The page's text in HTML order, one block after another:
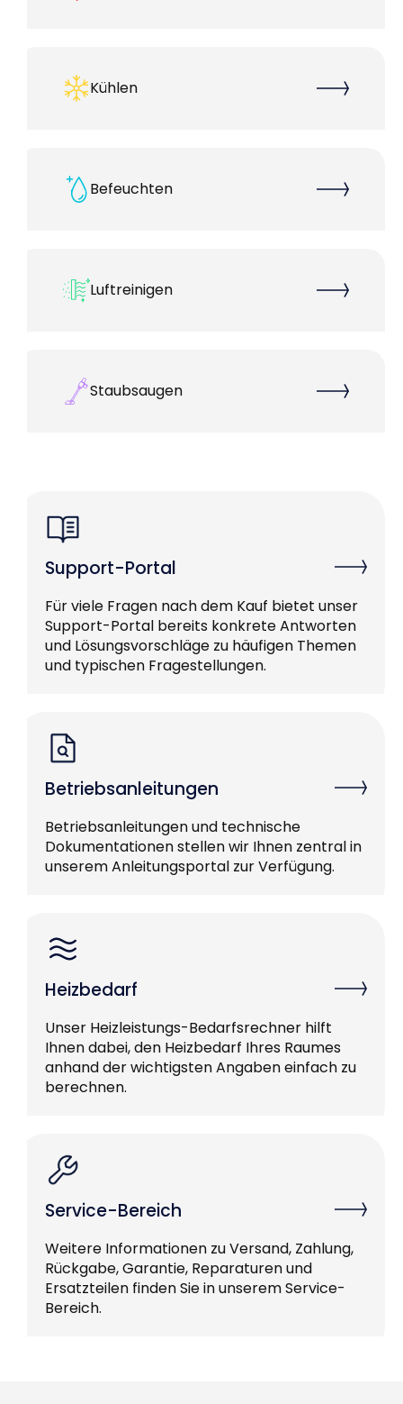
Kühlen
Befeuchten
Luftreinigen
Staubsaugen
Support-Portal
Für viele Fragen nach dem Kauf bietet unser
Support-Portal bereits konkrete Antworten
und Lösungsvorschläge zu häufigen Themen
und typischen Fragestellungen.
Betriebsanleitungen
Betriebsanleitungen und technische
Dokumentationen stellen wir Ihnen zentral in
unserem Anleitungsportal zur Verfügung.
Heizbedarf
Unser Heizleistungs-Bedarfsrechner hilft
Ihnen dabei, den Heizbedarf Ihres Raumes
anhand der wichtigsten Angaben einfach zu
berechnen.
Service-Bereich
Weitere Informationen zu Versand, Zahlung,
Rückgabe, Garantie, Reparaturen und
Ersatzteilen finden Sie in unserem Service-
Bereich.